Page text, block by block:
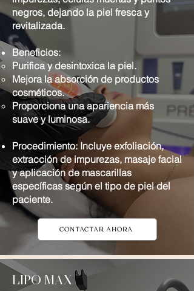
negros, dejando la piel fresca y
revitalizada.
Beneficios:
Purifica y desintoxica la piel.
Mejora la absorción de productos
cosméticos.
Proporciona una apariencia más
suave y luminosa.
Procedimiento: Incluye exfoliación,
extracción de impurezas, masaje facial
y aplicación de mascarillas
específicas según el tipo de piel del
paciente.
CONTACTAR AHORA
LIPO MAX